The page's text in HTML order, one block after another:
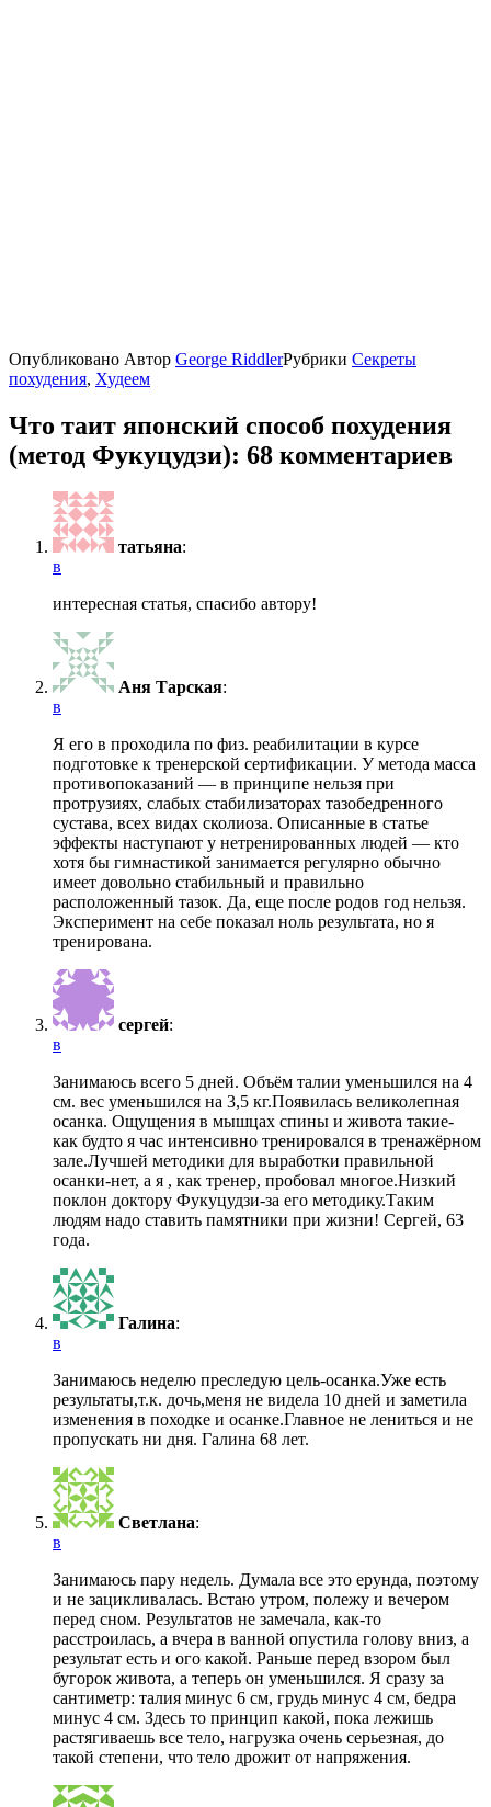
Опубликовано Автор George RiddlerРубрики Секреты
похудения, Худеем
Что таит японский способ похудения
(метод Фукуцудзи): 68 комментариев
татьяна:
в
интересная статья, спасибо автору!
Аня Тарская:
в
Я его в проходила по физ. реабилитации в курсе
подготовке к тренерской сертификации. У метода масса
противопоказаний — в принципе нельзя при
протрузиях, слабых стабилизаторах тазобедренного
сустава, всех видах сколиоза. Описанные в статье
эффекты наступают у нетренированных людей — кто
хотя бы гимнастикой занимается регулярно обычно
имеет довольно стабильный и правильно
расположенный тазок. Да, еще после родов год нельзя.
Эксперимент на себе показал ноль результата, но я
тренирована.
сергей:
в
Занимаюсь всего 5 дней. Объём талии уменьшился на 4
см. вес уменьшился на 3,5 кг.Появилась великолепная
осанка. Ощущения в мышцах спины и живота такие-
как будто я час интенсивно тренировался в тренажёрном
зале.Лучшей методики для выработки правильной
осанки-нет, а я , как тренер, пробовал многое.Низкий
поклон доктору Фукуцудзи-за его методику.Таким
людям надо ставить памятники при жизни! Сергей, 63
года.
Галина:
в
Занимаюсь неделю преследую цель-осанка.Уже есть
результаты,т.к. дочь,меня не видела 10 дней и заметила
изменения в походке и осанке.Главное не лениться и не
пропускать ни дня. Галина 68 лет.
Светлана:
в
Занимаюсь пару недель. Думала все это ерунда, поэтому
и не зацикливалась. Встаю утром, полежу и вечером
перед сном. Результатов не замечала, как-то
расстроилась, а вчера в ванной опустила голову вниз, а
результат есть и ого какой. Раньше перед взором был
бугорок живота, а теперь он уменьшился. Я сразу за
сантиметр: талия минус 6 см, грудь минус 4 см, бедра
минус 4 см. Здесь то принцип какой, пока лежишь
растягиваешь все тело, нагрузка очень серьезная, до
такой степени, что тело дрожит от напряжения.